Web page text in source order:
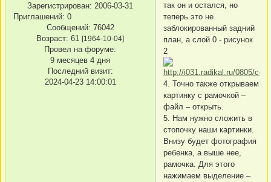
Зарегистрирован: 2006-03-31
Приглашений: 0
Сообщений: 76042
Возраст: 61 [1964-10-04]
Провел на форуме:
9 месяцев 4 дня
Последний визит:
2024-04-23 14:00:01
так он и остался, но
теперь это не
заблокированный задний
план, а слой 0 - рисунок
2
4. Точно также открываем
картинку с рамочкой –
файл – открыть.
5. Нам нужно сложить в
стопочку наши картинки.
Внизу будет фотография
ребенка, а выше нее,
рамочка. Для этого
нажимаем выделение –